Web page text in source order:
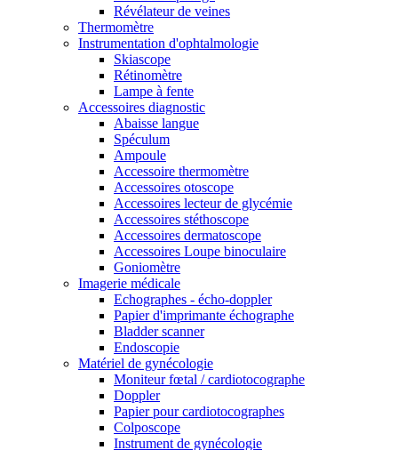
Révélateur de veines
Thermomètre
Instrumentation d'ophtalmologie
Skiascope
Rétinomètre
Lampe à fente
Accessoires diagnostic
Abaisse langue
Spéculum
Ampoule
Accessoire thermomètre
Accessoires otoscope
Accessoires lecteur de glycémie
Accessoires stéthoscope
Accessoires dermatoscope
Accessoires Loupe binoculaire
Goniomètre
Imagerie médicale
Echographes - écho-doppler
Papier d'imprimante échographe
Bladder scanner
Endoscopie
Matériel de gynécologie
Moniteur fœtal / cardiotocographe
Doppler
Papier pour cardiotocographes
Colposcope
Instrument de gynécologie